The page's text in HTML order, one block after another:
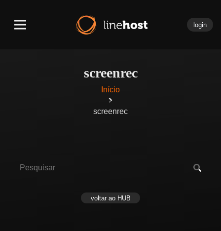
login
screenrec
Início
screenrec
voltar ao HUB